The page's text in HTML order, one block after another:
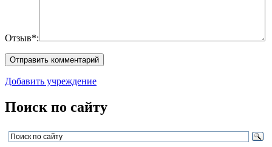
Отзыв*:
Добавить учреждение
Поиск по сайту